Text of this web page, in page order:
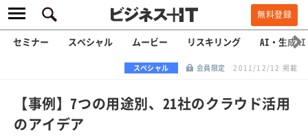
無料登録
セミナー スペシャル ムービー リスキリング AI・生成AI
スペシャル 会員限定 2011/12/12 掲載
【事例】7つの用途別、21社のクラウド活用
のアイデア